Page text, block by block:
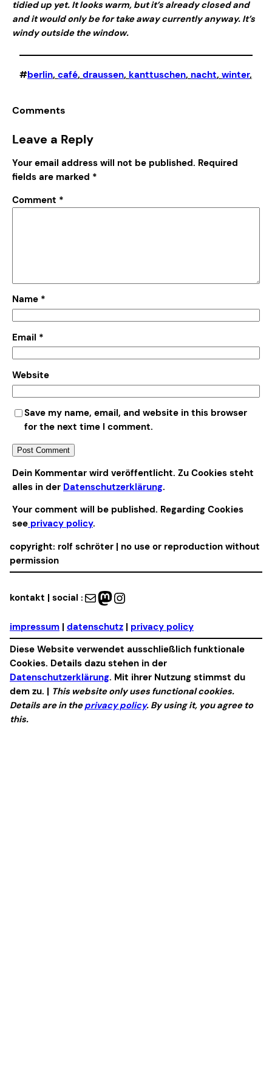
tidied up yet. It looks warm, but it’s already closed and
and it would only be for take away currently anyway. It’s
windy outside the window.
#berlin, café, draussen, kanttuschen, nacht, winter,
Comments
Leave a Reply
Your email address will not be published. Required
fields are marked *
Comment *
Name *
Email *
Website
Save my name, email, and website in this browser
for the next time I comment.
Alternative:
Dein Kommentar wird veröffentlicht. Zu Cookies steht
alles in der Datenschutzerklärung.
Your comment will be published. Regarding Cookies
see privacy policy.
copyright: rolf schröter | no use or reproduction without
permission
kontakt | social : Mail Mastodon Instagram
impressum | datenschutz | privacy policy
Diese Website verwendet ausschließlich funktionale
Cookies. Details dazu stehen in der
Datenschutzerklärung. Mit ihrer Nutzung stimmst du
dem zu. | This website only uses functional cookies.
Details are in theprivacy policy. By using it, you agree to
this.